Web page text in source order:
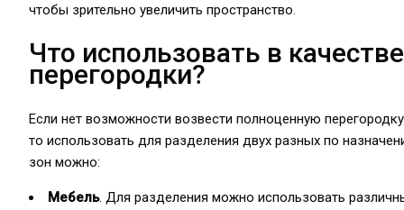
чтобы зрительно увеличить пространство.
Что использовать в качестве
перегородки?
Если нет возможности возвести полноценную
то использовать для разделения двух разных по
зон можно:
Мебель. Для разделения можно использовать